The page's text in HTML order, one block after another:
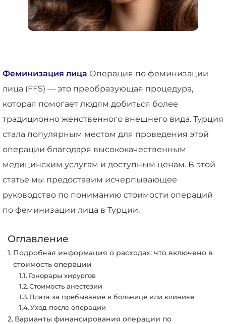
Феминизация лица Операция по феминизации
лица (FFS) — это преобразующая процедура,
которая помогает людям добиться более
традиционно женственного внешнего вида. Турция
стала популярным местом для проведения этой
операции благодаря высококачественным
медицинским услугам и доступным ценам. В этой
статье мы предоставим исчерпывающее
руководство по пониманию стоимости операций
по феминизации лица в Турции.
Оглавление
Подробная информация о расходах: что включено в
стоимость операции
Гонорары хирургов
Стоимость анестезии
Плата за пребывание в больнице или клинике
Уход после операции
Варианты финансирования операции по